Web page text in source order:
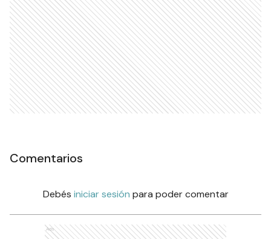
Comentarios
Debés iniciar sesión para poder comentar
Ads